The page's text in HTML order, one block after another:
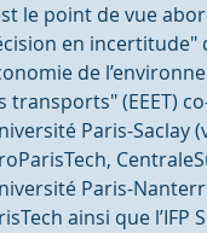
le point de vue
en incertitude"
de
transports" (EEET)
Paris-Saclay
Paris-
ainsi que l’IFP